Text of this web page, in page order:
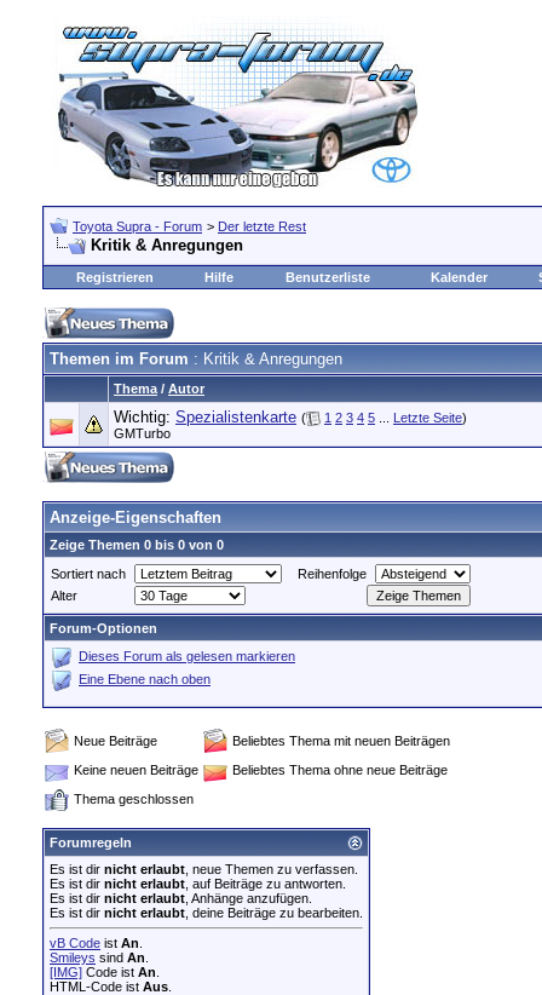
Toyota Supra - Forum > Der letzte Rest
Kritik & Anregungen
Registrieren Hilfe Benutzerliste Kalender
Themen im Forum : Kritik & Anregungen
Thema / Autor
Wichtig: Spezialistenkarte ( 1 2 3 4 5 Letzte Seite)
GMTurbo
Anzeige-Eigenschaften
Zeige Themen 0 bis 0 von 0
Sortiert nach
Reihenfolge
Alter
Forum-Optionen
Dieses Forum als gelesen markieren
Eine Ebene nach oben
Neue Beiträge
Beliebtes Thema mit neuen Beiträgen
Keine neuen Beiträge
Beliebtes Thema ohne neue Beiträge
Thema geschlossen
Forumregeln
Es ist dir nicht erlaubt , neue Themen zu verfassen.
Es ist dir nicht erlaubt , auf Beiträge zu antworten.
Es ist dir nicht erlaubt , Anhänge anzufügen.
Es ist dir nicht erlaubt , deine Beiträge zu bearbeiten.
vB Code ist An
Smileys sind An
[IMG] Code ist An
HTML-Code ist Aus